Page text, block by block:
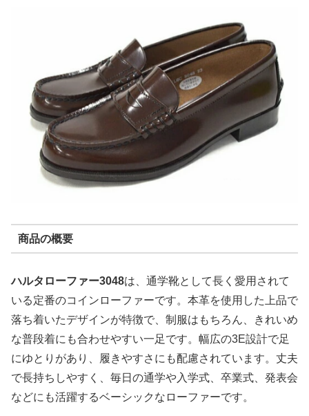
商品の概要
ハルタローファー3048は、通学靴として長く愛用されて
いる定番のコインローファーです。本革を使用した上品で
落ち着いたデザインが特徴で、制服はもちろん、きれいめ
な普段着にも合わせやすい一足です。幅広の3E設計で足
にゆとりがあり、履きやすさにも配慮されています。丈夫
で長持ちしやすく、毎日の通学や入学式、卒業式、発表会
などにも活躍するベーシックなローファーです。